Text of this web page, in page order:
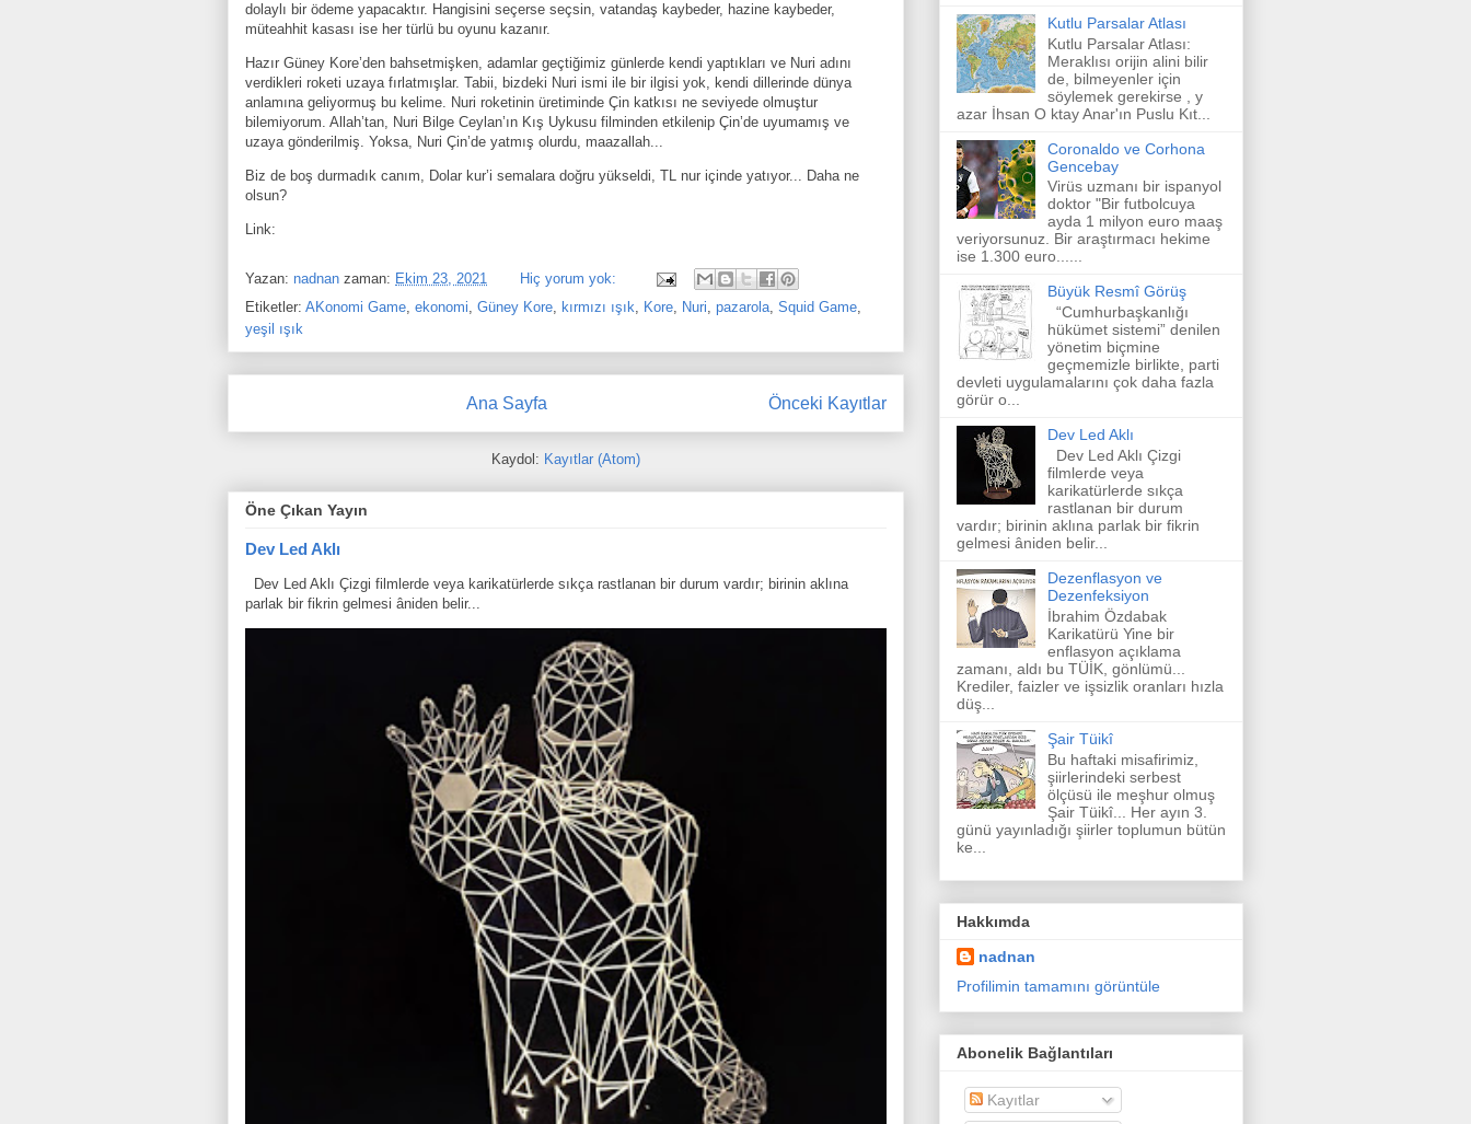
dolaylı bir ödeme yapacaktır. Hangisini seçerse seçsin, vatandaş kaybeder, hazine kaybeder,
müteahhit kasası ise her türlü bu oyunu kazanır.
Hazır Güney Kore’den bahsetmişken, adamlar geçtiğimiz günlerde kendi yaptıkları ve Nuri adını
verdikleri roketi uzaya fırlatmışlar. Tabii, bizdeki Nuri ismi ile bir ilgisi yok, kendi dillerinde dünya
anlamına geliyormuş bu kelime. Nuri roketinin üretiminde Çin katkısı ne seviyede olmuştur
bilemiyorum. Allah’tan, Nuri Bilge Ceylan’ın Kış Uykusu filminden etkilenip Çin’de uyumamış ve
uzaya gönderilmiş. Yoksa, Nuri Çin’de yatmış olurdu, maazallah...
Biz de boş durmadık canım, Dolar kur’i semalara doğru yükseldi, TL nur içinde yatıyor... Daha ne
olsun?
Link:
Yazan: nadnan zaman: Ekim 23, 2021
Hiç yorum yok:
Etiketler: AKonomi Game, ekonomi, Güney Kore, kırmızı ışık, Kore, Nuri, pazarola, Squid Game,
yeşil ışık
Önceki Kayıtlar
Ana Sayfa
Kaydol: Kayıtlar (Atom)
Öne Çıkan Yayın
Dev Led Aklı
Dev Led Aklı Çizgi filmlerde veya karikatürlerde sıkça rastlanan bir durum vardır; birinin aklına
parlak bir fikrin gelmesi âniden belir...
Kutlu Parsalar Atlası
Kutlu Parsalar Atlası:
Meraklısı orijin alini bilir
de, bilmeyenler için
söylemek gerekirse , y
azar İhsan O ktay Anar'ın Puslu Kıt...
Coronaldo ve Corhona
Gencebay
Virüs uzmanı bir ispanyol
doktor "Bir futbolcuya
ayda 1 milyon euro maaş
veriyorsunuz. Bir araştırmacı hekime
ise 1.300 euro......
Büyük Resmî Görüş
“Cumhurbaşkanlığı
hükümet sistemi” denilen
yönetim biçmine
geçmemizle birlikte, parti
devleti uygulamalarını çok daha fazla
görür o...
Dev Led Aklı
Dev Led Aklı Çizgi
filmlerde veya
karikatürlerde sıkça
rastlanan bir durum
vardır; birinin aklına parlak bir fikrin
gelmesi âniden belir...
Dezenflasyon ve
Dezenfeksiyon
İbrahim Özdabak
Karikatürü Yine bir
enflasyon açıklama
zamanı, aldı bu TÜİK, gönlümü...
Krediler, faizler ve işsizlik oranları hızla
düş...
Şair Tüikî
Bu haftaki misafirimiz,
şiirlerindeki serbest
ölçüsü ile meşhur olmuş
Şair Tüikî... Her ayın 3.
günü yayınladığı şiirler toplumun bütün
ke...
Hakkımda
nadnan
Profilimin tamamını görüntüle
Abonelik Bağlantıları
Kayıtlar